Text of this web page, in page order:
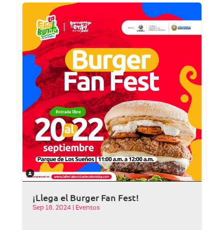
¡Llega el Burger Fan Fest!
Sep 18, 2024 Eventos